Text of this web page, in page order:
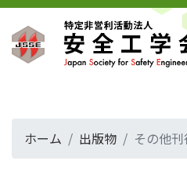
ホーム 出版物 その他